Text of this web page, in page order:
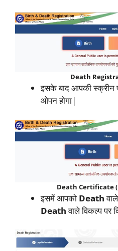
Death
इसके बाद आपकी स्क्रीन
ओपन होगा|
Death Certificate
इसमें आपको Death
Deathवाले विकल्प पर